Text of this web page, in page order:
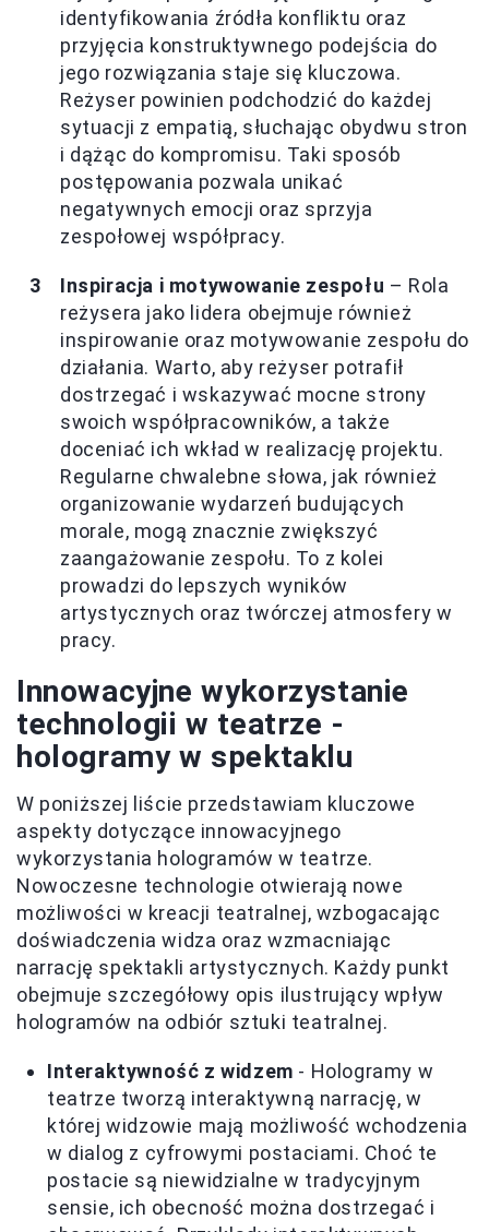
identyfikowania źródła konfliktu oraz
przyjęcia konstruktywnego podejścia do
jego rozwiązania staje się kluczowa.
Reżyser powinien podchodzić do każdej
sytuacji z empatią, słuchając obydwu stron
i dążąc do kompromisu. Taki sposób
postępowania pozwala unikać
negatywnych emocji oraz sprzyja
zespołowej współpracy.
Inspiracja i motywowanie zespołu – Rola
reżysera jako lidera obejmuje również
inspirowanie oraz motywowanie zespołu do
działania. Warto, aby reżyser potrafił
dostrzegać i wskazywać mocne strony
swoich współpracowników, a także
doceniać ich wkład w realizację projektu.
Regularne chwalebne słowa, jak również
organizowanie wydarzeń budujących
morale, mogą znacznie zwiększyć
zaangażowanie zespołu. To z kolei
prowadzi do lepszych wyników
artystycznych oraz twórczej atmosfery w
pracy.
Innowacyjne wykorzystanie
technologii w teatrze -
hologramy w spektaklu
W poniższej liście przedstawiam kluczowe
aspekty dotyczące innowacyjnego
wykorzystania hologramów w teatrze.
Nowoczesne technologie otwierają nowe
możliwości w kreacji teatralnej, wzbogacając
doświadczenia widza oraz wzmacniając
narrację spektakli artystycznych. Każdy punkt
obejmuje szczegółowy opis ilustrujący wpływ
hologramów na odbiór sztuki teatralnej.
Interaktywność z widzem - Hologramy w
teatrze tworzą interaktywną narrację, w
której widzowie mają możliwość wchodzenia
w dialog z cyfrowymi postaciami. Choć te
postacie są niewidzialne w tradycyjnym
sensie, ich obecność można dostrzegać i